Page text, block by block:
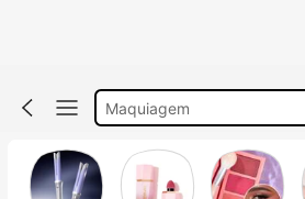
Maquiagem
Blush